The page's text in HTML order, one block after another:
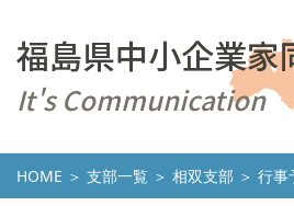
福島県中小企業家
It's Communication
HOME ＞ 支部一覧 ＞ 相双支部 ＞ 行事